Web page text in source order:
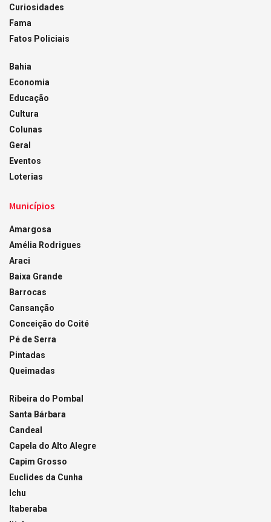
Curiosidades
Fama
Fatos Policiais
Bahia
Economia
Educação
Cultura
Colunas
Geral
Eventos
Loterias
Municípios
Amargosa
Amélia Rodrigues
Araci
Baixa Grande
Barrocas
Cansanção
Conceição do Coité
Pé de Serra
Pintadas
Queimadas
Ribeira do Pombal
Santa Bárbara
Candeal
Capela do Alto Alegre
Capim Grosso
Euclides da Cunha
Ichu
Itaberaba